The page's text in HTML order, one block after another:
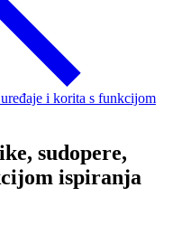
i korita s funkcijom
sudopere,
ispiranja